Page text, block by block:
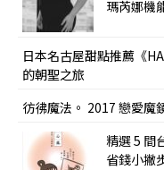
瑪芮娜機
日本名古屋甜點推薦《
的朝聖之旅
彷彿魔法。 2017 戀愛魔
精選 5 間
省錢小撇